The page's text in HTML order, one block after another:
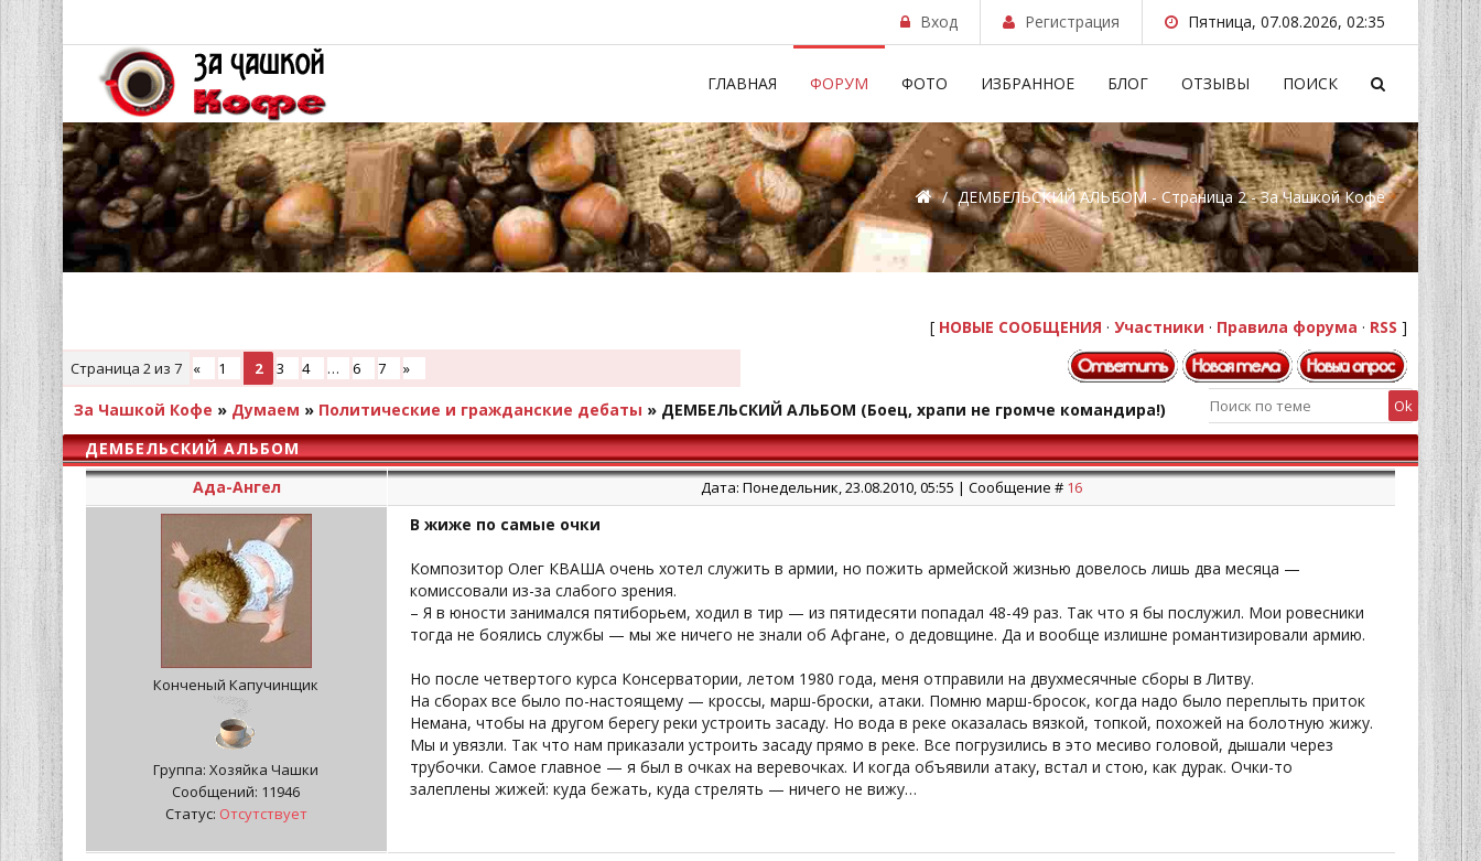
Вход Регистрация Пятница, 07.08.2026, 02:35
ГЛАВНАЯ ФОРУМ ФОТО ИЗБРАННОЕ БЛОГ ОТЗЫВЫ ПОИСК
/ ДЕМБЕЛЬСКИЙ АЛЬБОМ - Страница 2 - За Чашкой Кофе
[ НОВЫЕ СООБЩЕНИЯ · Участники · Правила форума · RSS ]
Страница 2из 7 « 1 2 3 4 … 6 7 »
За Чашкой Кофе » Думаем » Политические и гражданские дебаты » ДЕМБЕЛЬСКИЙ АЛЬБОМ (Боец, храпи не громче командира!)
ДЕМБЕЛЬСКИЙ АЛЬБОМ
Ада-Ангел
Дата: Понедельник, 23.08.2010, 05:55 | Сообщение # 16
Конченый Капучинщик
Группа: Хозяйка Чашки
Сообщений: 11946
Статус: Отсутствует
В жиже по самые очки
Композитор Олег КВАША очень хотел служить в армии, но пожить армейской жизнью довелось лишь два месяца —
комиссовали из-за слабого зрения.
– Я в юности занимался пятиборьем, ходил в тир — из пятидесяти попадал 48-49 раз. Так что я бы послужил. Мои ровесники
тогда не боялись службы — мы же ничего не знали об Афгане, о дедовщине. Да и вообще излишне романтизировали армию.
Но после четвертого курса Консерватории, летом 1980 года, меня отправили на двухмесячные сборы в Литву.
На сборах все было по-настоящему — кроссы, марш-броски, атаки. Помню марш-бросок, когда надо было переплыть приток
Немана, чтобы на другом берегу реки устроить засаду. Но вода в реке оказалась вязкой, топкой, похожей на болотную жижу.
Мы и увязли. Так что нам приказали устроить засаду прямо в реке. Все погрузились в это месиво головой, дышали через
трубочки. Самое главное — я был в очках на веревочках. И когда объявили атаку, встал и стою, как дурак. Очки-то
залеплены жижей: куда бежать, куда стрелять — ничего не вижу…